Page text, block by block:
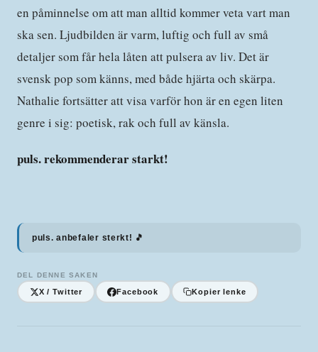
en påminnelse om att man alltid kommer veta vart man
ska sen. Ljudbilden är varm, luftig och full av små
detaljer som får hela låten att pulsera av liv. Det är
svensk pop som känns, med både hjärta och skärpa.
Nathalie fortsätter att visa varför hon är en egen liten
genre i sig: poetisk, rak och full av känsla.
puls. rekommenderar starkt!
puls. anbefaler sterkt! 🎵
DEL DENNE SAKEN
X / Twitter Facebook Kopier lenke